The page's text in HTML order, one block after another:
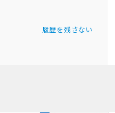
履歴を残さない